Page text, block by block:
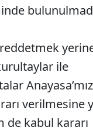
ile
verilmesine
de kabul kararı